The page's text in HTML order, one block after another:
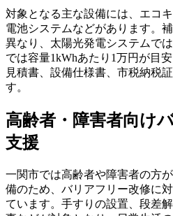
対象となる主な設備には、エコ
電池システムなどがあります。
異なり、太陽光発電システムで
では容量1kWhあたり1万円が目
見積書、設備仕様書、市税納税
す。
高齢者・障害者向け
支援
一関市では高齢者や障害者の方
備のため、バリアフリー改修に
ています。手すりの設置、段差